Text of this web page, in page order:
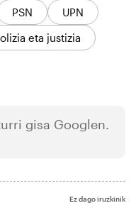
PSN
UPN
eta justizia
gisa Googlen.
Ez dago iruzkinik